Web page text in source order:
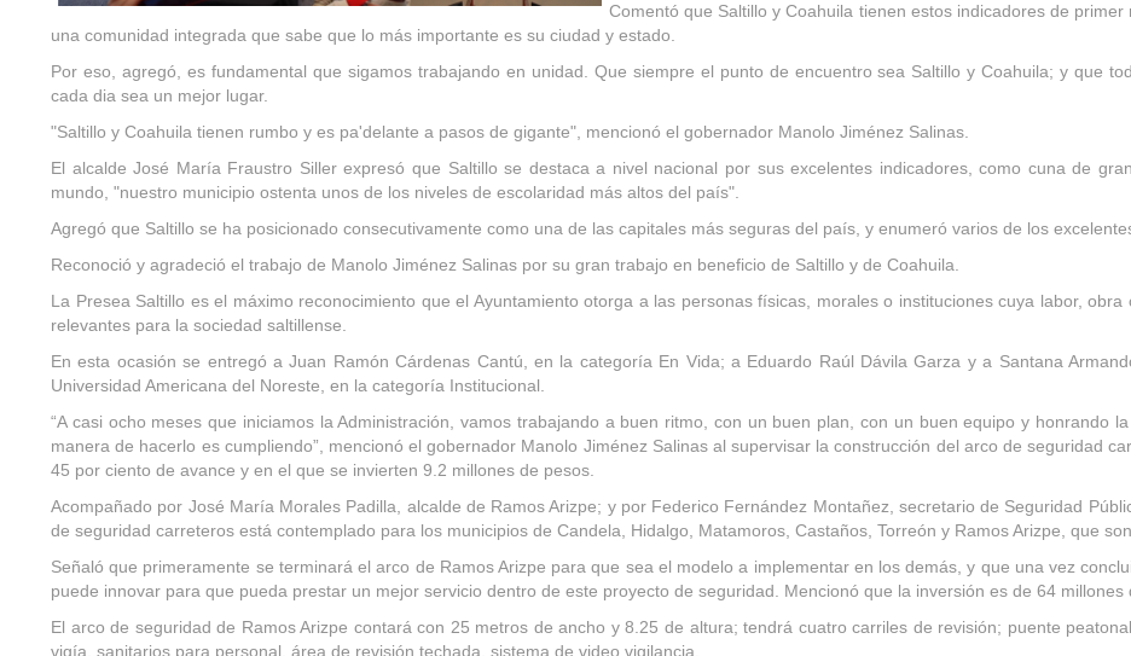
Comentó que Saltillo y Coahuila tienen estos indicadores de
una comunidad integrada que sabe que lo más importante es su ciudad y estado.
Por eso, agregó, es fundamental que sigamos trabajando en unidad. Que siempre el punto de encuentro sea Saltillo y Coahuila; y que
cada dia sea un mejor lugar.
"Saltillo y Coahuila tienen rumbo y es pa'delante a pasos de gigante", mencionó el gobernador Manolo Jiménez Salinas.
El alcalde José María Fraustro Siller expresó que Saltillo se destaca a nivel nacional por sus excelentes indicadores, como cuna de
mundo, "nuestro municipio ostenta unos de los niveles de escolaridad más altos del país".
Agregó que Saltillo se ha posicionado consecutivamente como una de las capitales más seguras del país, y enumeró varios de los
Reconoció y agradeció el trabajo de Manolo Jiménez Salinas por su gran trabajo en beneficio de Saltillo y de Coahuila.
La Presea Saltillo es el máximo reconocimiento que el Ayuntamiento otorga a las personas físicas, morales o instituciones cuya labor,
relevantes para la sociedad saltillense.
En esta ocasión se entregó a Juan Ramón Cárdenas Cantú, en la categoría En Vida; a Eduardo Raúl Dávila Garza y a Santana
Universidad Americana del Noreste, en la categoría Institucional.
“A casi ocho meses que iniciamos la Administración, vamos trabajando a buen ritmo, con un buen plan, con un buen equipo y honrando
manera de hacerlo es cumpliendo”, mencionó el gobernador Manolo Jiménez Salinas al supervisar la construcción del arco de seguridad
45 por ciento de avance y en el que se invierten 9.2 millones de pesos.
Acompañado por José María Morales Padilla, alcalde de Ramos Arizpe; y por Federico Fernández Montañez, secretario de Seguridad
de seguridad carreteros está contemplado para los municipios de Candela, Hidalgo, Matamoros, Castaños, Torreón y Ramos Arizpe, que
Señaló que primeramente se terminará el arco de Ramos Arizpe para que sea el modelo a implementar en los demás, y que una vez
puede innovar para que pueda prestar un mejor servicio dentro de este proyecto de seguridad. Mencionó que la inversión es de 64 millones
El arco de seguridad de Ramos Arizpe contará con 25 metros de ancho y 8.25 de altura; tendrá cuatro carriles de revisión; puente
vigía, sanitarios para personal, área de revisión techada, sistema de video vigilancia.